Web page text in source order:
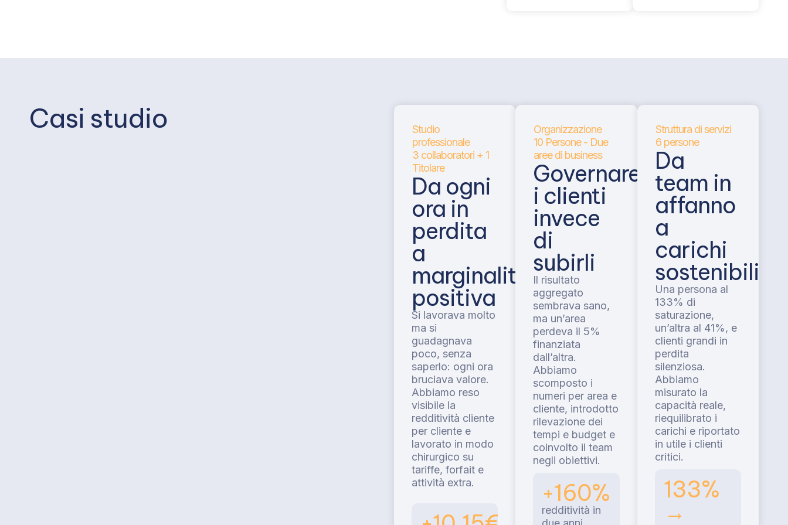
Casi studio
Studio
professionale
3 collaboratori + 1
Titolare
Da ogni
ora in
perdita
a
marginalità
positiva
Si lavorava molto
ma si
guadagnava
poco, senza
saperlo: ogni ora
bruciava valore.
Abbiamo reso
visibile la
redditività cliente
per cliente e
lavorato in modo
chirurgico su
tariffe, forfait e
attività extra.
Organizzazione
10 Persone - Due
aree di business
Governare
i clienti
invece
di
subirli
Il risultato
aggregato
sembrava sano,
ma un’area
perdeva il 5%
finanziata
dall’altra.
Abbiamo
scomposto i
numeri per area e
cliente, introdotto
rilevazione dei
tempi e budget e
coinvolto il team
negli obiettivi.
+160%
redditività in
Struttura di servizi
6 persone
Da
team in
affanno
a
carichi
sostenibili
Una persona al
133% di
saturazione,
un’altra al 41%, e
clienti grandi in
perdita
silenziosa.
Abbiamo
misurato la
capacità reale,
riequilibrato i
carichi e riportato
in utile i clienti
critici.
133%
→